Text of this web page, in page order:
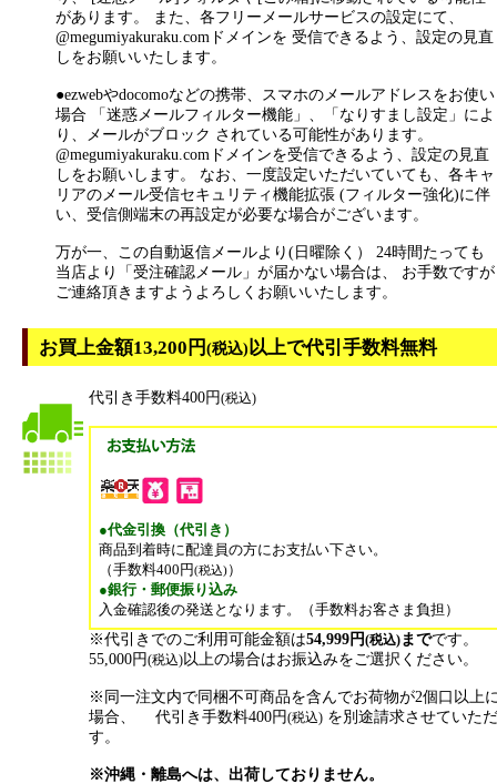
があります。 また、各フリーメールサービスの設定にて、
@megumiyakuraku.comドメインを 受信できるよう、設定の見直
しをお願いいたします。
●ezwebやdocomoなどの携帯、スマホのメールアドレスをお使い
場合 「迷惑メールフィルター機能」、「なりすまし設定」によ
り、メールがブロック されている可能性があります。
@megumiyakuraku.comドメインを受信できるよう、設定の見直
しをお願いします。 なお、一度設定いただいていても、各キャ
リアのメール受信セキュリティ機能拡張 (フィルター強化)に伴
い、受信側端末の再設定が必要な場合がございます。
万が一、この自動返信メールより(日曜除く） 24時間たっても
当店より「受注確認メール」が届かない場合は、 お手数ですが
ご連絡頂きますようよろしくお願いいたします。
お買上金額13,200円(税込)以上で代引手数料無料
代引き手数料400円(税込)
●代金引換（代引き）
商品到着時に配達員の方にお支払い下さい。
（手数料400円(税込)）
●銀行・郵便振り込み
入金確認後の発送となります。（手数料お客さま負担）
※代引きでのご利用可能金額は54,999円(税込) までです。
55,000円(税込)以上の場合はお振込みをご選択ください。
※同一注文内で同梱不可商品を含んでお荷物が2個口以上
場合、 代引き手数料400円(税込) を別途請求させていた
す。
※沖縄・離島へは、出荷しておりません。